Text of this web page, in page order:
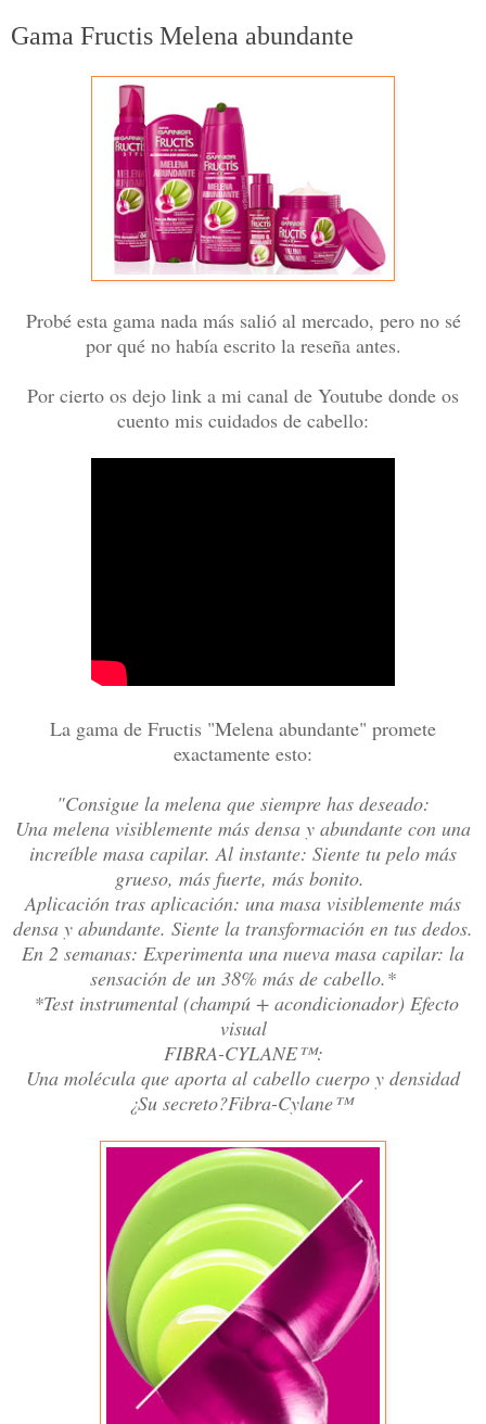
Gama Fructis Melena abundante
Probé esta gama nada más salió al mercado, pero no sé
por qué no había escrito la reseña antes.
Por cierto os dejo link a mi canal de Youtube donde os
cuento mis cuidados de cabello:
La gama de Fructis "Melena abundante" promete
exactamente esto:
"Consigue la melena que siempre has deseado:
Una melena visiblemente más densa y abundante con una
increíble masa capilar. Al instante: Siente tu pelo más
grueso, más fuerte, más bonito.
Aplicación tras aplicación: una masa visiblemente más
densa y abundante. Siente la transformación en tus dedos.
En 2 semanas: Experimenta una nueva masa capilar: la
sensación de un 38% más de cabello.*
*Test instrumental (champú + acondicionador) Efecto
visual
FIBRA-CYLANE™:
Una molécula que aporta al cabello cuerpo y densidad
¿Su secreto?Fibra-Cylane™